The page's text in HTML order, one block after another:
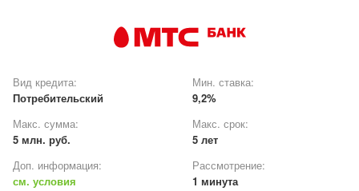
Вид кредита:
Потребительский
Мин. ставка:
9,2%
Макс. сумма:
5 млн. руб.
Макс. срок:
5 лет
Доп. информация:
см. условия
Рассмотрение:
1 минута